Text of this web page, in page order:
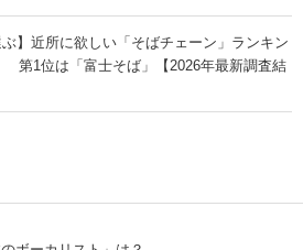
ぶ】近所に欲しい「そばチェーン」ランキン
第1位は「富士そば」【2026年最新調査結